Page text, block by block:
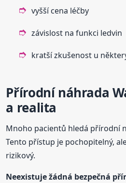
vyšší cena léčby
závislost na funkci ledvin
kratší zkušenost u
Přírodní náhrada
a realita
Mnoho pacientů hledá přírodní
Tento přístup je pochopitelný,
rizikový.
Neexistuje žádná bezpečná